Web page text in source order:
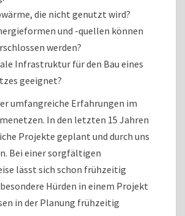
die nicht genutzt wird?
und -quellen können
werden?
Infrastruktur für den Bau eines
geeignet?
umfangreiche Erfahrungen im
In den letzten 15 Jahren
Projekte geplant und durch uns
Bei einer sorgfältigen
lässt sich schon frühzeitig
Hürden in einem Projekt
in der Planung frühzeitig